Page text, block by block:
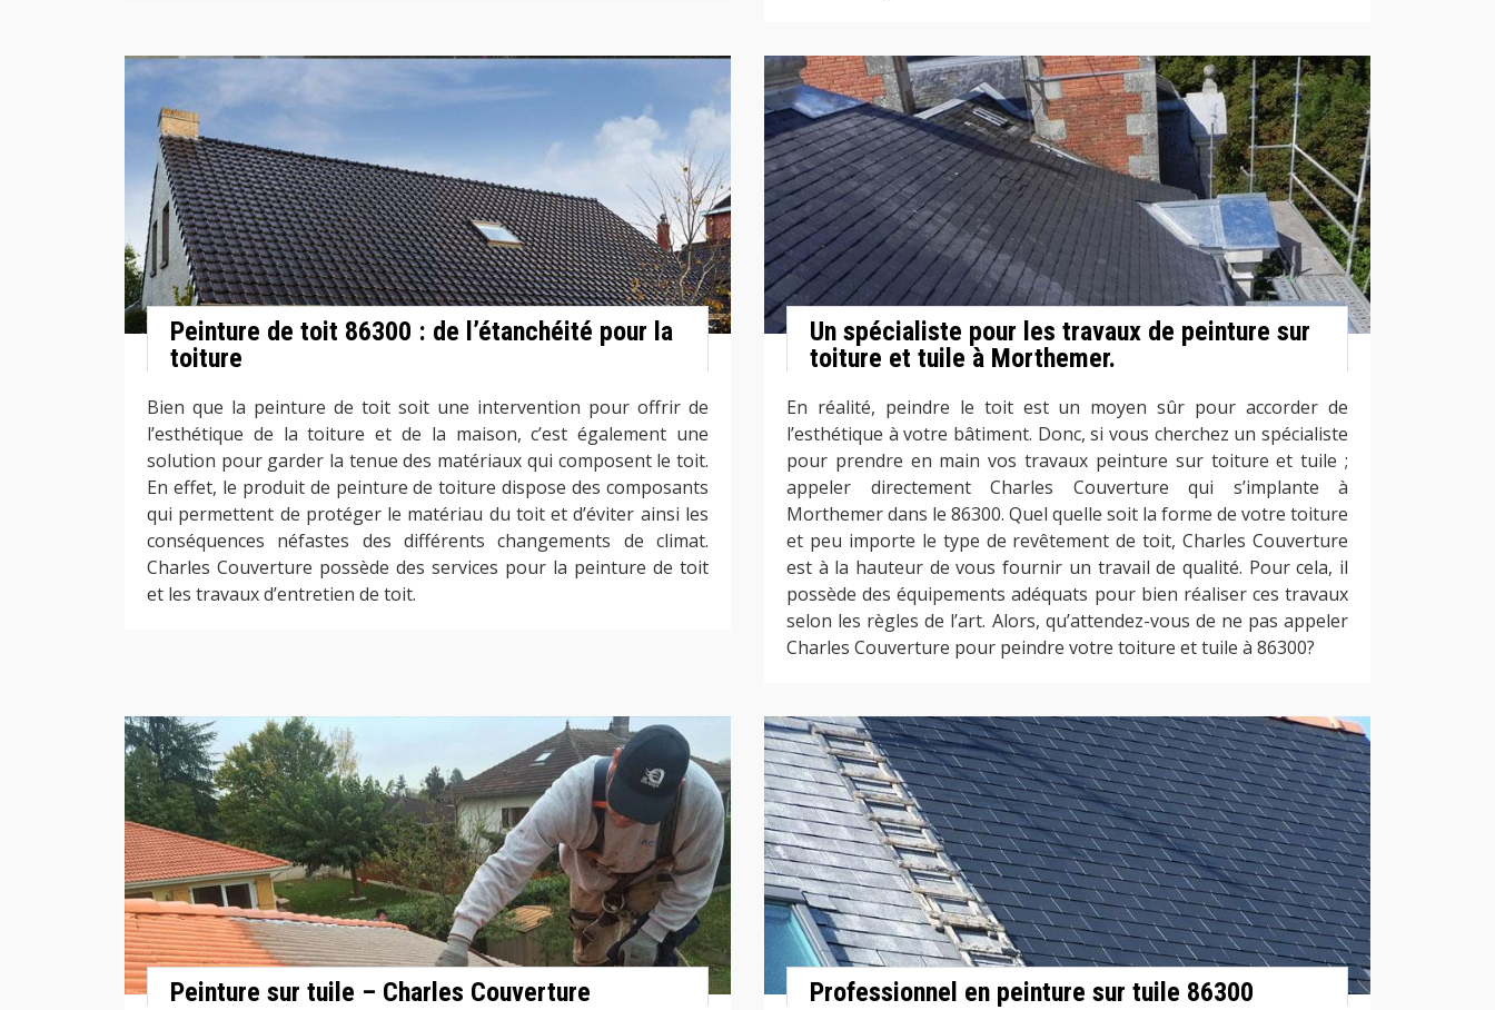
Peinture de toit 86300 : de l’étanchéité pour la
toiture
Bien que la peinture de toit soit une intervention pour offrir de
l’esthétique de la toiture et de la maison, c’est également une
solution pour garder la tenue des matériaux qui composent le toit.
En effet, le produit de peinture de toiture dispose des composants
qui permettent de protéger le matériau du toit et d’éviter ainsi les
conséquences néfastes des différents changements de climat.
Charles Couverture possède des services pour la peinture de toit
et les travaux d’entretien de toit.
Un spécialiste pour les travaux de peinture sur
toiture et tuile à Morthemer.
En réalité, peindre le toit est un moyen sûr pour accorder de
l’esthétique à votre bâtiment. Donc, si vous cherchez un spécialiste
pour prendre en main vos travaux peinture sur toiture et tuile ;
appeler directement Charles Couverture qui s’implante à
Morthemer dans le 86300. Quel quelle soit la forme de votre toiture
et peu importe le type de revêtement de toit, Charles Couverture
est à la hauteur de vous fournir un travail de qualité. Pour cela, il
possède des équipements adéquats pour bien réaliser ces travaux
selon les règles de l’art. Alors, qu’attendez-vous de ne pas appeler
Charles Couverture pour peindre votre toiture et tuile à 86300?
Peinture sur tuile – Charles Couverture Professionnel en peinture sur tuile 86300